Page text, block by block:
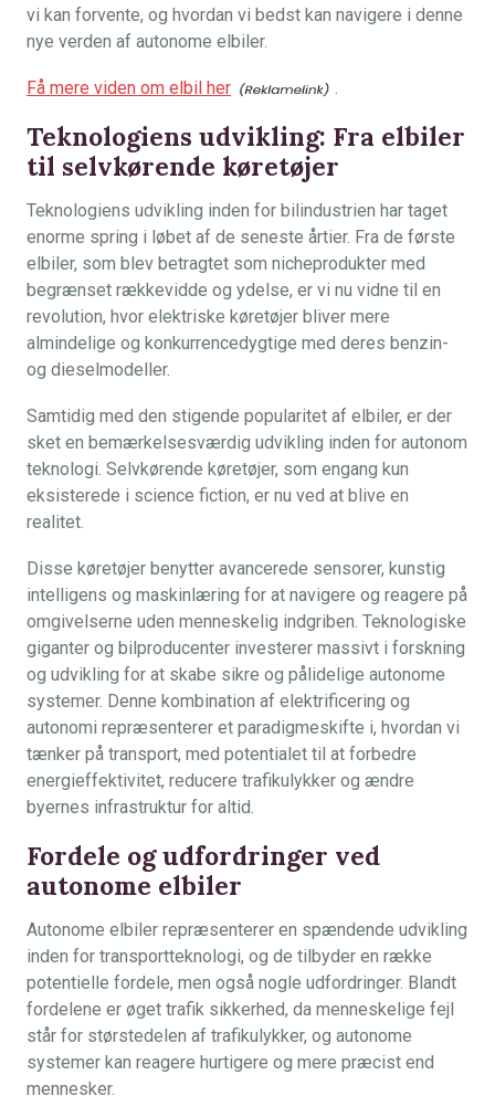
vi kan forvente, og hvordan vi bedst kan navigere i denne
nye verden af autonome elbiler.
Få mere viden om elbil her .
Teknologiens udvikling: Fra elbiler
til selvkørende køretøjer
Teknologiens udvikling inden for bilindustrien har taget
enorme spring i løbet af de seneste årtier. Fra de første
elbiler, som blev betragtet som nicheprodukter med
begrænset rækkevidde og ydelse, er vi nu vidne til en
revolution, hvor elektriske køretøjer bliver mere
almindelige og konkurrencedygtige med deres benzin-
og dieselmodeller.
Samtidig med den stigende popularitet af elbiler, er der
sket en bemærkelsesværdig udvikling inden for autonom
teknologi. Selvkørende køretøjer, som engang kun
eksisterede i science fiction, er nu ved at blive en
realitet.
Disse køretøjer benytter avancerede sensorer, kunstig
intelligens og maskinlæring for at navigere og reagere på
omgivelserne uden menneskelig indgriben. Teknologiske
giganter og bilproducenter investerer massivt i forskning
og udvikling for at skabe sikre og pålidelige autonome
systemer. Denne kombination af elektrificering og
autonomi repræsenterer et paradigmeskifte i, hvordan vi
tænker på transport, med potentialet til at forbedre
energieffektivitet, reducere trafikulykker og ændre
byernes infrastruktur for altid.
Fordele og udfordringer ved
autonome elbiler
Autonome elbiler repræsenterer en spændende udvikling
inden for transportteknologi, og de tilbyder en række
potentielle fordele, men også nogle udfordringer. Blandt
fordelene er øget trafik sikkerhed, da menneskelige fejl
står for størstedelen af trafikulykker, og autonome
systemer kan reagere hurtigere og mere præcist end
mennesker.